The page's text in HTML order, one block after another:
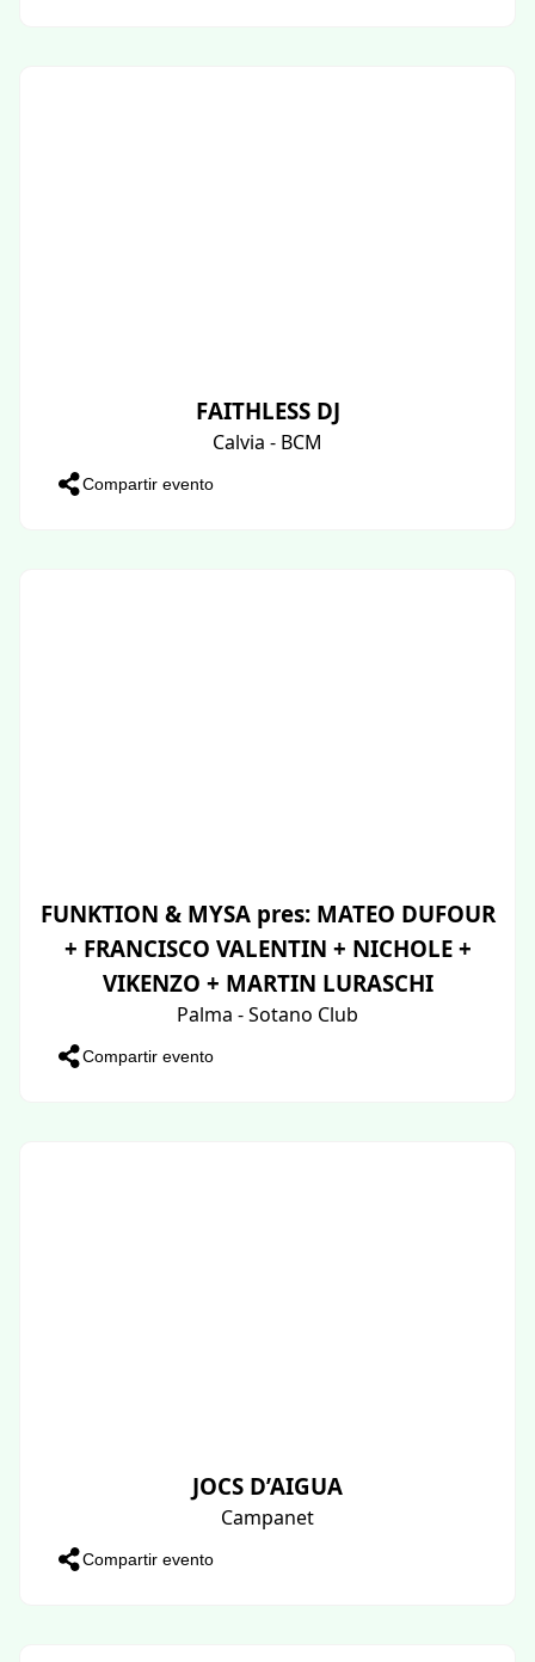
FAITHLESS DJ
Calvia - BCM
Compartir evento
FUNKTION & MYSA pres: MATEO DUFOUR
+ FRANCISCO VALENTIN + NICHOLE +
VIKENZO + MARTIN LURASCHI
Palma - Sotano Club
Compartir evento
JOCS D’AIGUA
Campanet
Compartir evento